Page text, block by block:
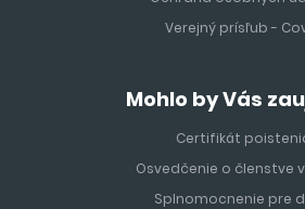
Verejný prísľub -
Mohlo by Vás
Certifikát
Osvedčenie o členstve v
Splnomocnenie pre